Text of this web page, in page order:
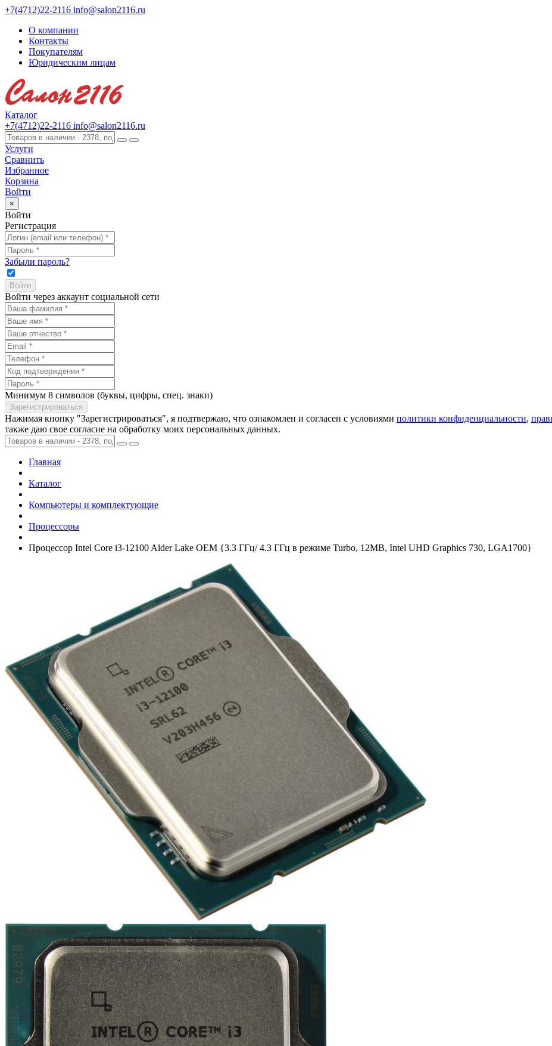
+7(4712)22-2116 info@salon2116.ru
О компании
Контакты
Покупателям
Юридическим лицам
Каталог
+7(4712)22-2116 info@salon2116.ru
Услуги
Сравнить
Избранное
Корзина
Войти
×
Войти
Регистрация
Забыли пароль?
Войти через аккаунт социальной сети
Минимум 8 символов (буквы, цифры, спец. знаки)
Нажимая кнопку "Зарегистрироваться", я подтвержаю, что ознакомлен и согласен с условиями политики конфиденциальности,
также даю свое согласие на обработку моих персональных данных.
Главная
Каталог
Компьютеры и комплектующие
Процессоры
Процессор Intel Core i3-12100 Alder Lake OEM {3.3 ГГц/­ 4.3 ГГц в режиме Turbo, 12MB, Intel UHD Graphics 730, LGA1700}